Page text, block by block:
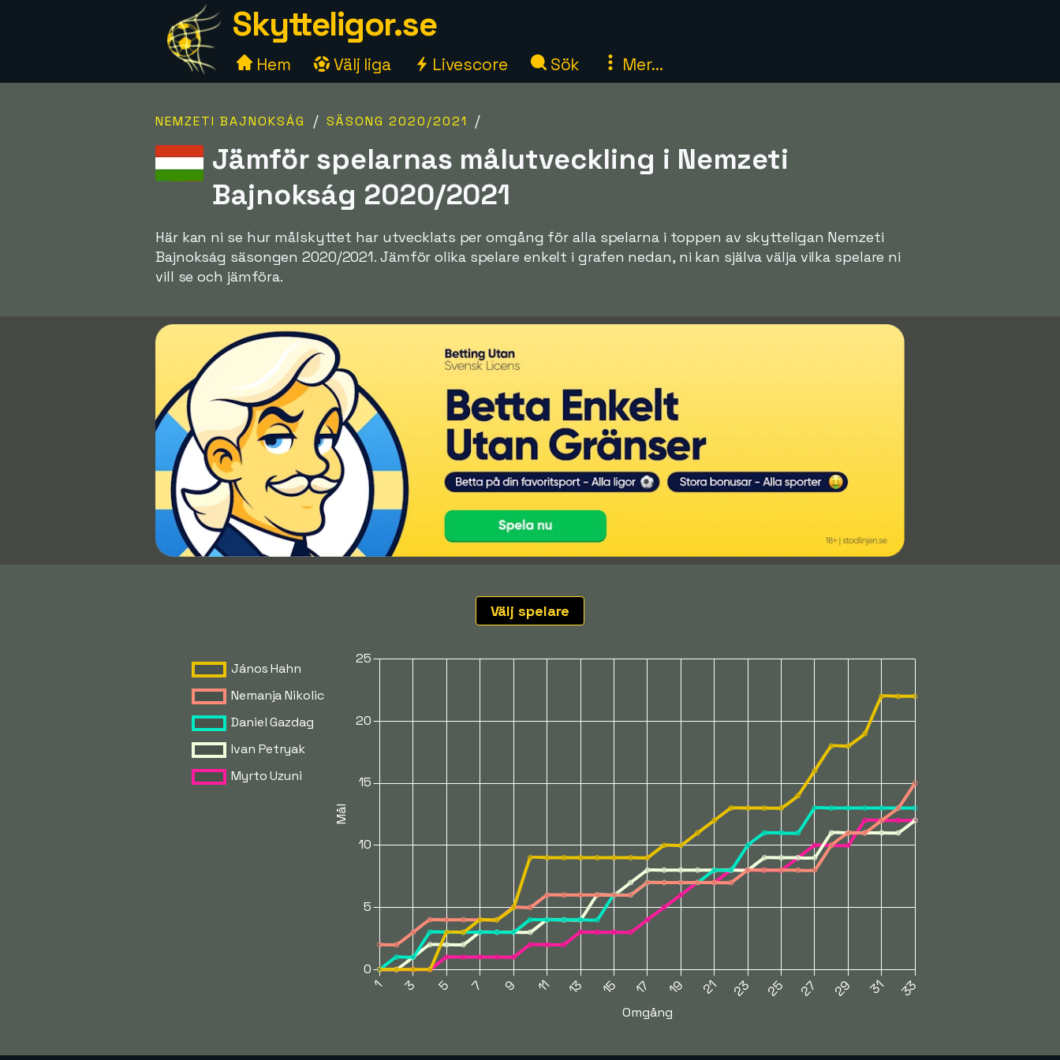
Skytteligor.se
Hem Välj liga Livescore Sök Mer...
NEMZETI BAJNOKSÁG / SÄSONG 2020/2021 /
Jämför spelarnas målutveckling i Nemzeti
Bajnokság 2020/2021
Här kan ni se hur målskyttet har utvecklats per omgång för alla spelarna i toppen av skytteligan Nemzeti
Bajnokság säsongen 2020/2021. Jämför olika spelare enkelt i grafen nedan, ni kan själva välja vilka spelare ni
vill se och jämföra.
Välj spelare